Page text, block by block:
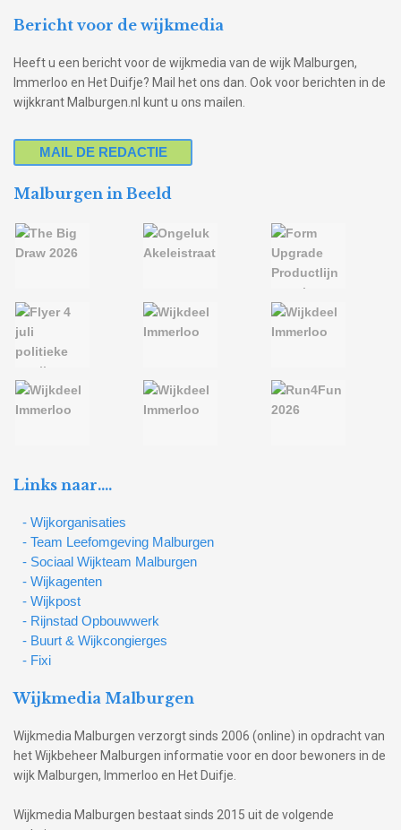
Bericht voor de wijkmedia
Heeft u een bericht voor de wijkmedia van de wijk Malburgen,
Immerloo en Het Duifje? Mail het ons dan. Ook voor berichten in de
wijkkrant Malburgen.nl kunt u ons mailen.
MAIL DE REDACTIE
Malburgen in Beeld
Links naar….
- Wijkorganisaties
- Team Leefomgeving Malburgen
- Sociaal Wijkteam Malburgen
- Wijkagenten
- Wijkpost
- Rijnstad Opbouwwerk
- Buurt & Wijkcongierges
- Fixi
Wijkmedia Malburgen
Wijkmedia Malburgen verzorgt sinds 2006 (online) in opdracht van
het Wijkbeheer Malburgen informatie voor en door bewoners in de
wijk Malburgen, Immerloo en Het Duifje.
Wijkmedia Malburgen bestaat sinds 2015 uit de volgende